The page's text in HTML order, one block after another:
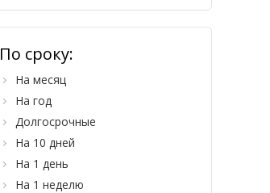
По сроку:
На месяц
На год
Долгосрочные
На 10 дней
На 1 день
На 1 неделю